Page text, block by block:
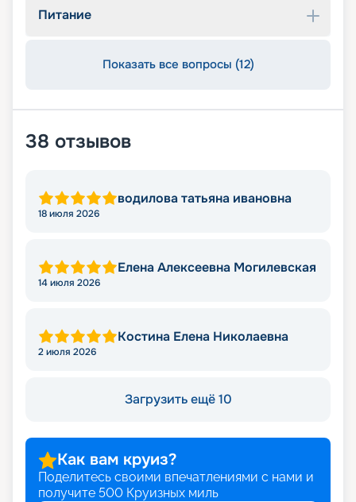
Питание
Показать все вопросы (12)
38 отзывов
водилова татьяна ивановна
18 июля 2026
Елена Алексеевна Могилевская
14 июля 2026
Костина Елена Николаевна
2 июля 2026
Загрузить ещё 10
Как вам круиз?
Поделитесь своими впечатлениями с нами и
получите 500 Круизных миль